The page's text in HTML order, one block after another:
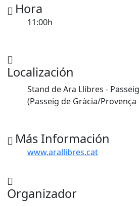
Hora
11:00h
Localización
Stand de Ara Llibres -
(Passeig de Gràcia/
Más Información
www.arallibres.cat
Organizador